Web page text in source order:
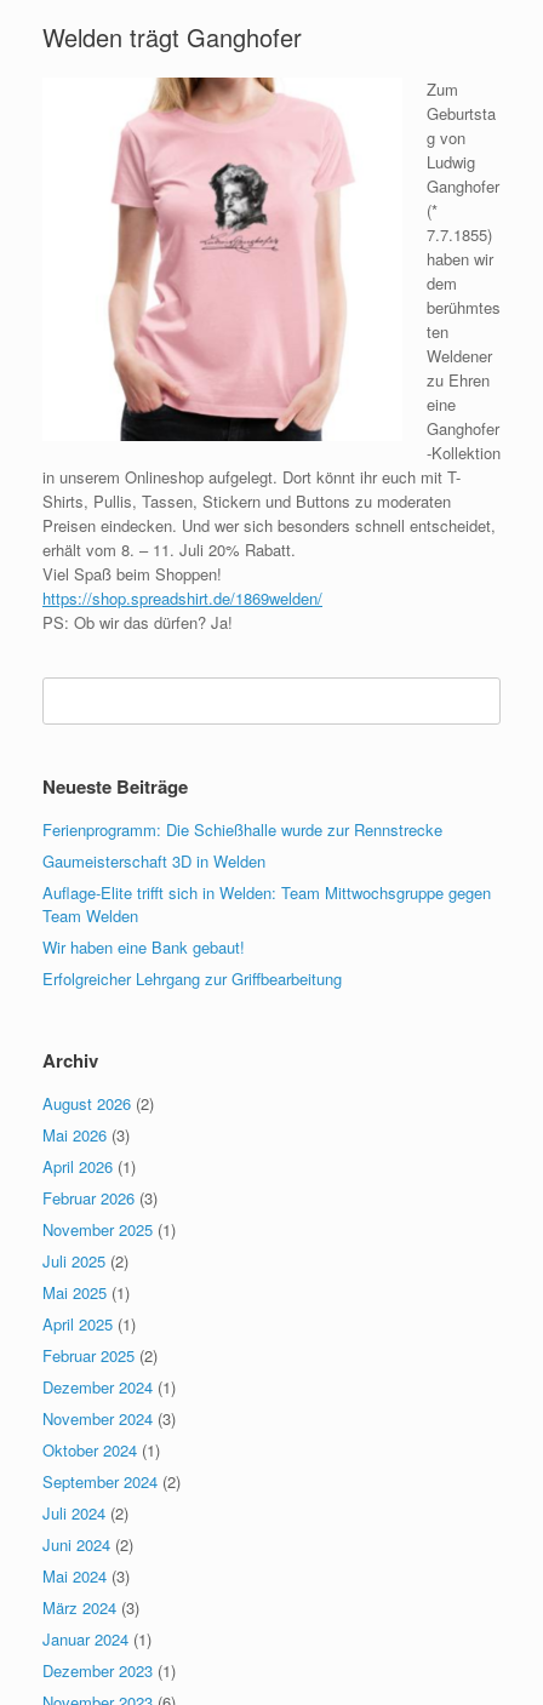
Welden trägt Ganghofer
Zum
Geburtsta
g von
Ludwig
Ganghofer
(*
7.7.1855)
haben wir
dem
berühmtes
ten
Weldener
zu Ehren
eine
Ganghofer
-Kollektion
in unserem Onlineshop aufgelegt. Dort könnt ihr euch mit T-
Shirts, Pullis, Tassen, Stickern und Buttons zu moderaten
Preisen eindecken. Und wer sich besonders schnell entscheidet,
erhält vom 8. – 11. Juli 20% Rabatt.
Viel Spaß beim Shoppen!
https://shop.spreadshirt.de/1869welden/
PS: Ob wir das dürfen? Ja!
Suchen
Neueste Beiträge
Ferienprogramm: Die Schießhalle wurde zur Rennstrecke
Gaumeisterschaft 3D in Welden
Auflage-Elite trifft sich in Welden: Team Mittwochsgruppe gegen
Team Welden
Wir haben eine Bank gebaut!
Erfolgreicher Lehrgang zur Griffbearbeitung
Archiv
August 2026 (2)
Mai 2026 (3)
April 2026 (1)
Februar 2026 (3)
November 2025 (1)
Juli 2025 (2)
Mai 2025 (1)
April 2025 (1)
Februar 2025 (2)
Dezember 2024 (1)
November 2024 (3)
Oktober 2024 (1)
September 2024 (2)
Juli 2024 (2)
Juni 2024 (2)
Mai 2024 (3)
März 2024 (3)
Januar 2024 (1)
Dezember 2023 (1)